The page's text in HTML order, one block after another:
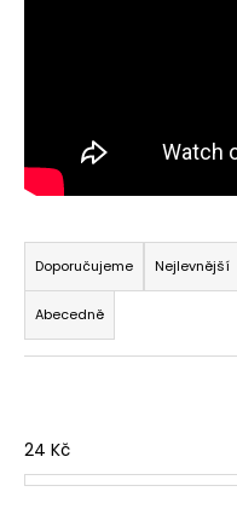
Ř
a
z
e
n
r
o
Doporučujeme Nejlevnější
Abecedně
24 Kč
č
u
e
m
e